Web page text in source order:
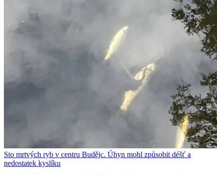
Sto mrtvých ryb v centru Budějc. Úhyn mohl způsobit déšť a
nedostatek kyslíku